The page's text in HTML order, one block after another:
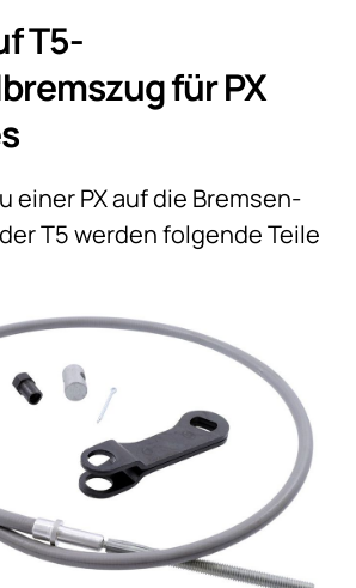
T5-
für PX
einer PX auf die Bremsen-
T5 werden folgende Teile